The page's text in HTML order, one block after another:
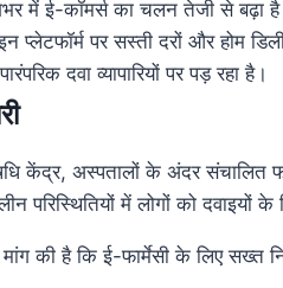
में ई-कॉमर्स का चलन तेजी से बढ़ा
प्लेटफॉर्म पर सस्ती दरों और होम
दवा व्यापारियों पर पड़ रहा है।
केंद्र, अस्पतालों के अंदर संचालित
परिस्थितियों में लोगों को दवाइयों के
मांग की है कि ई-फार्मेसी के लिए सख्त